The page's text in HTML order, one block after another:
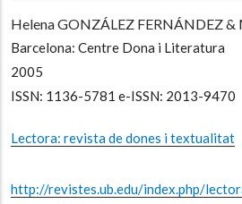
Helena GONZÁLEZ FERNÁNDEZ &
Barcelona: Centre Dona i Literatura
2005
ISSN: 1136-5781 e-ISSN: 2013-9470
Lectora: revista de dones i textualitat
http://revistes.ub.edu/index.php/